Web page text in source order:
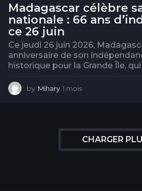
Madagascar célèbre
nationale : 66 ans
ce 26 juin
Ce jeudi 26 juin 2026,
anniversaire de son
historique pour la Grande Île, qui
by Mihary 1 mois
s
CHARGER